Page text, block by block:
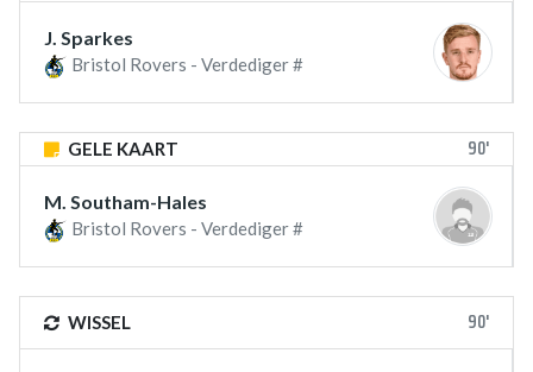
J. Sparkes
Bristol Rovers - Verdediger #
GELE KAART 90'
M. Southam-Hales
Bristol Rovers - Verdediger #
WISSEL 90'